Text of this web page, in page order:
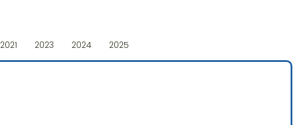
2021 2023 2024 2025